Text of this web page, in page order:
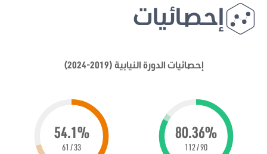
إحصائيات
إحصائيات الدورة النيابية (2019-2024)
80.36%
90 / 112
54.1%
33 / 61